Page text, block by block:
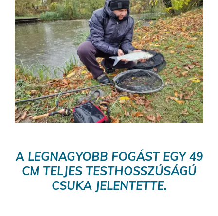
A LEGNAGYOBB FOGÁST EGY 49
CM TELJES TESTHOSSZÚSÁGÚ
CSUKA JELENTETTE.